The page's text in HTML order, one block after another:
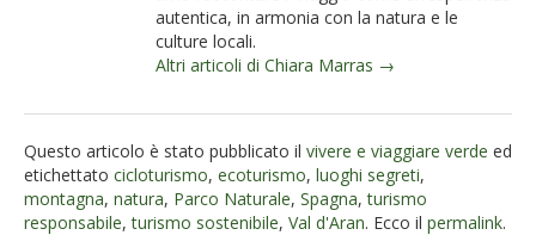
autentica, in armonia con la natura e le
culture locali.
Altri articoli di Chiara Marras →
Questo articolo è stato pubblicato il vivere e viaggiare verde ed
etichettato cicloturismo, ecoturismo, luoghi segreti,
montagna, natura, Parco Naturale, Spagna,turismo
responsabile,turismo sostenibile, Val d'Aran. Ecco il permalink.